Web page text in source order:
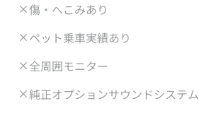
傷・へこみあり
ペット乗車実績あり
全周囲モニター
純正オプションサウンドシステム